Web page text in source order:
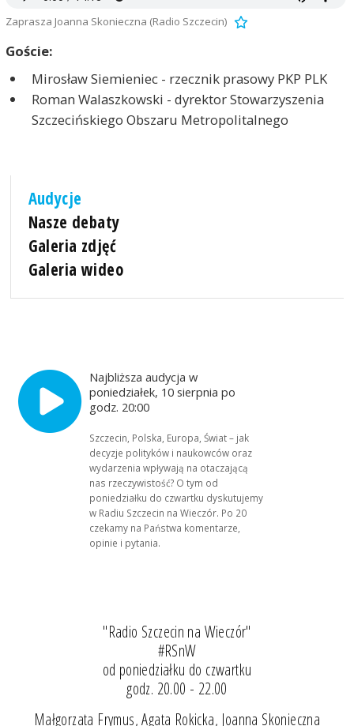
Zaprasza Joanna Skonieczna (Radio Szczecin)
Goście:
Mirosław Siemieniec - rzecznik prasowy PKP PLK
Roman Walaszkowski - dyrektor Stowarzyszenia
Szczecińskiego Obszaru Metropolitalnego
Audycje
Nasze debaty
Galeria zdjęć
Galeria wideo
Najbliższa audycja w
poniedziałek, 10 sierpnia po
godz. 20:00
Szczecin, Polska, Europa, Świat – jak
decyzje polityków i naukowców oraz
wydarzenia wpływają na otaczającą
nas rzeczywistość? O tym od
poniedziałku do czwartku dyskutujemy
w Radiu Szczecin na Wieczór. Po 20
czekamy na Państwa komentarze,
opinie i pytania.
"Radio Szczecin na Wieczór"
#RSnW
od poniedziałku do czwartku
godz. 20.00 - 22.00
Małgorzata Frymus, Agata Rokicka, Joanna Skonieczna